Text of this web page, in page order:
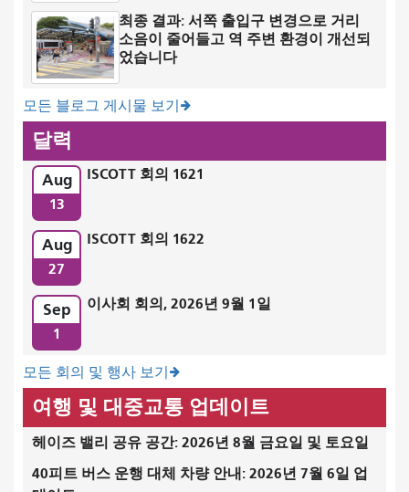
최종 결과: 서쪽 출입구 변경으로 거리
소음이 줄어들고 역 주변 환경이 개선되
었습니다
모든 블로그 게시물 보기
달력
Aug
13
ISCOTT 회의 1621
Aug
27
ISCOTT 회의 1622
Sep
1
이사회 회의, 2026년 9월 1일
모든 회의 및 행사 보기
여행 및 대중교통 업데이트
헤이즈 밸리 공유 공간: 2026년 8월 금요일 및 토요일
40피트 버스 운행 대체 차량 안내: 2026년 7월 6일 업